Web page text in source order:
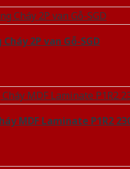
2P van Gỗ-SGD
MDF Laminate P1R2